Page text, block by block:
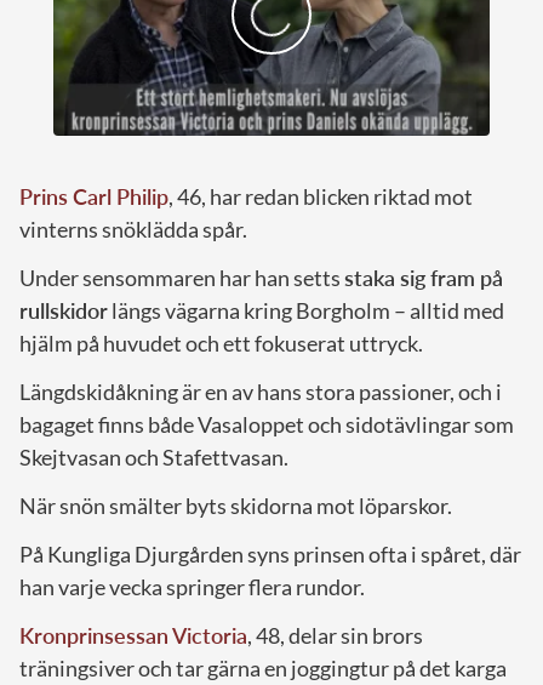
Prins Carl Philip, 46, har redan blicken riktad mot
vinterns snöklädda spår.
Under sensommaren har han settsstaka sig fram på
rullskidorlängs vägarna kring Borgholm – alltid med
hjälm på huvudet och ett fokuserat uttryck.
Längdskidåkning är en av hans stora passioner, och i
bagaget finns både Vasaloppet och sidotävlingar som
Skejtvasan och Stafettvasan.
När snön smälter byts skidorna mot löparskor.
På Kungliga Djurgården syns prinsen ofta i spåret, där
han varje vecka springer flera rundor.
Kronprinsessan Victoria, 48, delar sin brors
träningsiver och tar gärna en joggingtur på det karga